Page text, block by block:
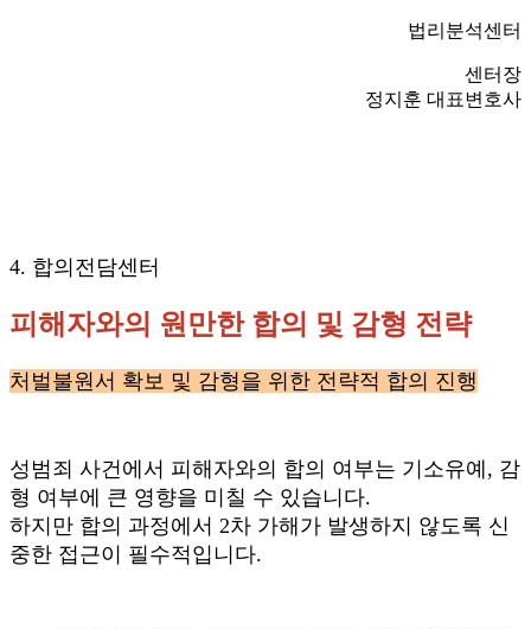
법리분석센터
센터장
정지훈 대표변호사
4. 합의전담센터
피해자와의 원만한 합의 및 감형 전략
처벌불원서 확보 및 감형을 위한 전략적 합의 진행
성범죄 사건에서 피해자와의 합의 여부는 기소유예, 감
형 여부에 큰 영향을 미칠 수 있습니다.
하지만 합의 과정에서 2차 가해가 발생하지 않도록 신
중한 접근이 필수적입니다.